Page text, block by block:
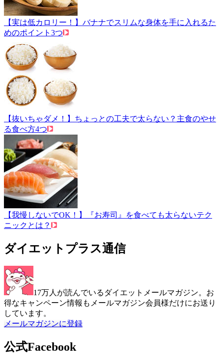
【実は低カロリー！】バナナでスリムな身体を手に入れるた
めのポイント3つ
【抜いちゃダメ！】ちょっとの工夫で太らない？主食のやせ
る食べ方4つ
【我慢しないでOK！】『お寿司』を食べても太らないテク
ニックとは？
ダイエットプラス通信
17万人が読んでいるダイエットメールマガジン。お
得なキャンペーン情報もメールマガジン会員様だけにお送り
しています。
メールマガジンに登録
公式Facebook